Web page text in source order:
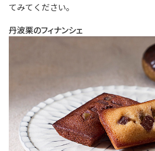
てみてください。
丹波栗のフィナンシェ